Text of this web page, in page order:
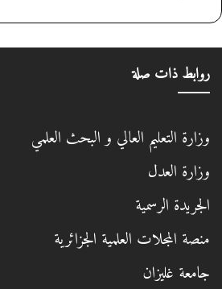
روابط ذات صلة
وزارة التعليم العالي و البحث العلمي
وزارة العدل
الجريدة الرسمية
منصة المجلات العلمية الجزائرية
جامعة غليزان